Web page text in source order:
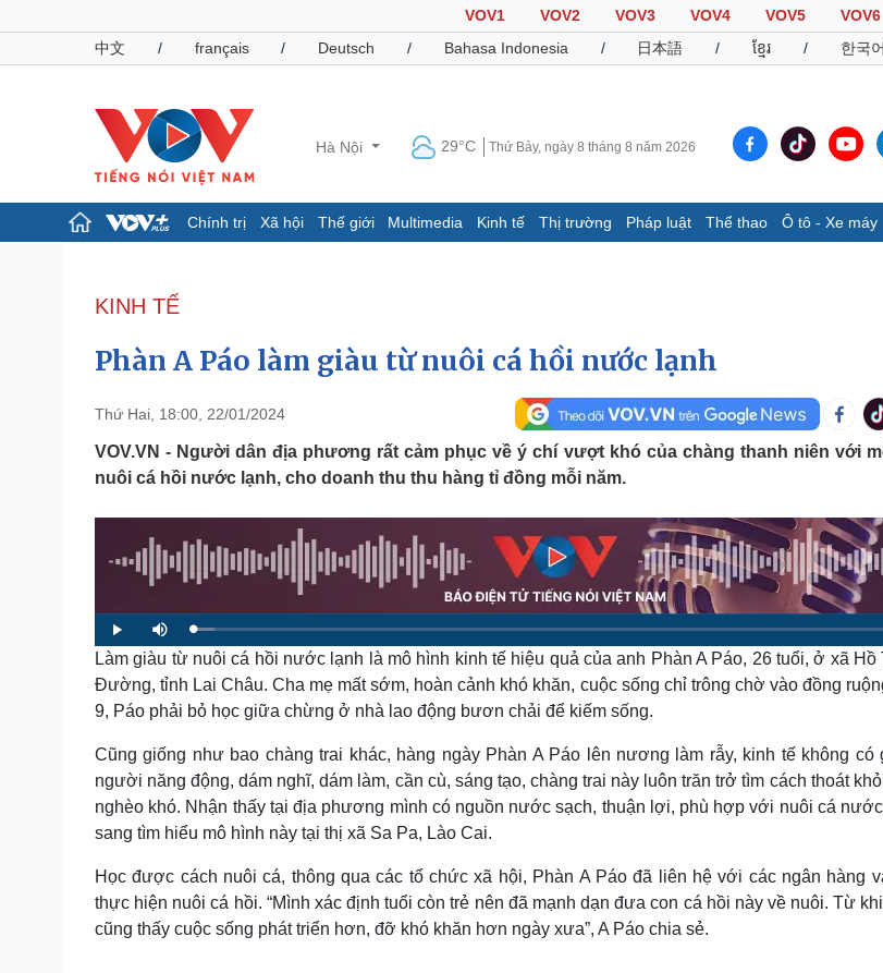
VOV1 VOV2 VOV3 VOV4 VOV5 VOV6
中文
/ français / Deutsch / Bahasa Indonesia / 日本語 / ខ្មែរ / 한국어
Hà Nội 29°C Thứ Bảy, ngày 8 tháng 8 năm 2026
Chính trị Xã hội Thế giới Multimedia Kinh tế Thị trường Pháp luật Thể thao Ô tô - Xe máy
Đảng
Tổ chức nhân sự
Nhận diện sự thật
Dấu ấn VOV
Hồ sơ
Pháp luật
Vụ án
Tư vấn luật
Quân sự - Quốc phòng
Vũ khí
Phân tích
Thể thao
Bóng đá
Thế giới thể thao
eSports
Hậu trường
Ô tô - Xe máy
Tư vấn
Dinh dưỡng - món ngon
Cây thuốc
Sản phụ khoa
Nhi khoa
Làm đẹp - giảm cân
Phòng mạch online
Ăn sạch sống khỏe
Nhà đẹp
Blog
Tình yêu - Gia đình
Văn hóa
Sân khấu - Điện ảnh
Văn học
Âm nhạc
Di sản
Nghệ sĩ
Thời trang
Sao Việt
Cải chính
KINH TẾ
Phàn A Páo làm giàu từ nuôi cá hồi nước lạnh
Thứ Hai, 18:00, 22/01/2024
VOV.VN - Người dân địa phương rất cảm phục về ý chí vượt khó của chàng thanh niên với
nuôi cá hồi nước lạnh, cho doanh thu thu hàng tỉ đồng mỗi năm.
P
l
a
y
M
u
e
L
o
a
d
d
2
.
%
Làm giàu từ nuôi cá hồi nước lạnh là mô hình kinh tế hiệu quả của anh Phàn A Páo, 26 tuổi, ở xã Hồ
Đường, tỉnh Lai Châu. Cha mẹ mất sớm, hoàn cảnh khó khăn, cuộc sống chỉ trông chờ vào đồng
9, Páo phải bỏ học giữa chừng ở nhà lao động bươn chải để kiếm sống.
Cũng giống như bao chàng trai khác, hàng ngày Phàn A Páo lên nương làm rẫy, kinh tế không có
người năng động, dám nghĩ, dám làm, cần cù, sáng tạo, chàng trai này luôn trăn trở tìm cách thoát
nghèo khó. Nhận thấy tại địa phương mình có nguồn nước sạch, thuận lợi, phù hợp với nuôi cá
sang tìm hiểu mô hình này tại thị xã Sa Pa, Lào Cai.
Học được cách nuôi cá, thông qua các tổ chức xã hội, Phàn A Páo đã liên hệ với các ngân hàng
thực hiện nuôi cá hồi. “Mình xác định tuổi còn trẻ nên đã mạnh dạn đưa con cá hồi này về nuôi. Từ
cũng thấy cuộc sống phát triển hơn, đỡ khó khăn hơn ngày xưa”, A Páo chia sẻ.